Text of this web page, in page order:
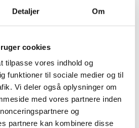
Detaljer Om
cookies
tilpasse vores indhold og
funktioner til sociale medier og til
Vi deler også oplysninger om
med vores partnere inden
og
partnere kan kombinere disse